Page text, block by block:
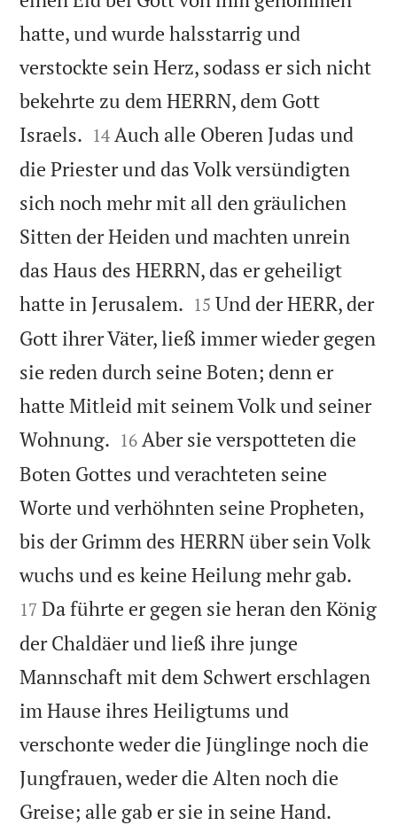
hatte, und wurde halsstarrig und
verstockte sein Herz, sodass er sich nicht
bekehrte zu dem HERRN, dem Gott
Israels. 

14 Auch alle Oberen Judas und
die Priester und das Volk versündigten
sich noch mehr mit all den gräulichen
Sitten der Heiden und machten unrein
das Haus des HERRN, das er geheiligt
hatte in Jerusalem. 

15 Und der HERR, der
Gott ihrer Väter, ließ immer wieder gegen
sie reden durch seine Boten; denn er
hatte Mitleid mit seinem Volk und seiner
Wohnung. 

16 Aber sie verspotteten die
Boten Gottes und verachteten seine
Worte und verhöhnten seine Propheten,
bis der Grimm des HERRN über sein Volk
wuchs und es keine Heilung mehr gab.
17 Da führte er gegen sie heran den König
der Chaldäer und ließ ihre junge
Mannschaft mit dem Schwert erschlagen
im Hause ihres Heiligtums und
verschonte weder die Jünglinge noch die
Jungfrauen, weder die Alten noch die
Greise; alle gab er sie in seine Hand.